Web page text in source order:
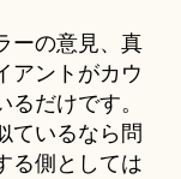
ーの意見、真
アントがカウ
だけです。
ているなら問
る側としては